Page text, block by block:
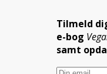
Tilmeld
e-bog
samt